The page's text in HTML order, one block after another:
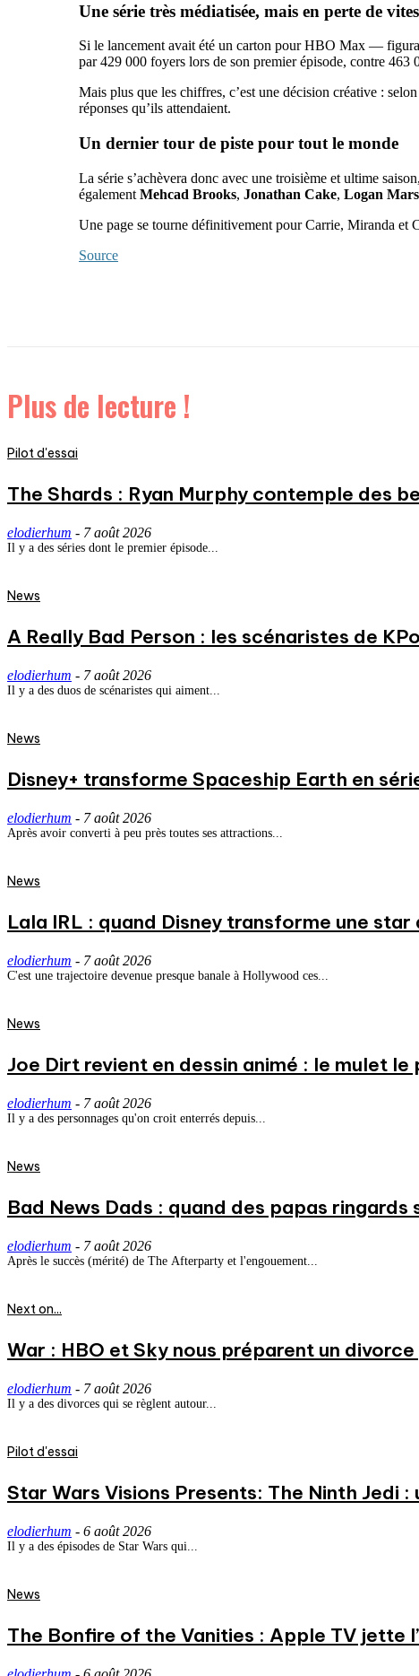
Une série très médiatisée, mais en perte de
Si le lancement avait été un carton pour HBO Max —
par 429 000 foyers lors de son premier épisode, contre 463
Mais plus que les chiffres, c’est une décision créative :
réponses qu’ils attendaient.
Un dernier tour de piste pour tout le monde
La série s’achèvera donc avec une troisième et ultime
également Mehcad Brooks, Jonathan Cake, Logan
Une page se tourne définitivement pour Carrie, Miranda et
Source
Plus de lecture !
Pilot d'essai
The Shards : Ryan Murphy contemple des
elodierhum - 7 août 2026
Il y a des séries dont le premier épisode...
News
A Really Bad Person : les scénaristes de
elodierhum - 7 août 2026
Il y a des duos de scénaristes qui aiment...
News
Disney+ transforme Spaceship Earth en
elodierhum - 7 août 2026
Après avoir converti à peu près toutes ses attractions...
News
Lala IRL : quand Disney transforme une
elodierhum - 7 août 2026
C'est une trajectoire devenue presque banale à Hollywood ces...
News
Joe Dirt revient en dessin animé : le mulet
elodierhum - 7 août 2026
Il y a des personnages qu'on croit enterrés depuis...
News
Bad News Dads : quand des papas
elodierhum - 7 août 2026
Après le succès (mérité) de The Afterparty et l'engouement...
Next on...
War : HBO et Sky nous préparent un
elodierhum - 7 août 2026
Il y a des divorces qui se règlent autour...
Pilot d'essai
Star Wars Visions Presents: The Ninth Jedi
elodierhum - 6 août 2026
Il y a des épisodes de Star Wars qui...
News
The Bonfire of the Vanities : Apple TV jette